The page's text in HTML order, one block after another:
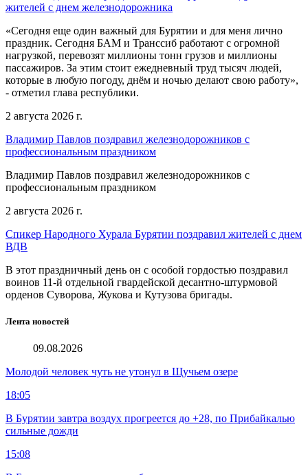
жителей с днем железнодорожника
«Сегодня еще один важный для Бурятии и для меня лично
праздник. Сегодня БАМ и Транссиб работают с огромной
нагрузкой, перевозят миллионы тонн грузов и миллионы
пассажиров. За этим стоит ежедневный труд тысяч людей,
которые в любую погоду, днём и ночью делают свою работу»,
- отметил глава республики.
2 августа 2026 г.
Владимир Павлов поздравил железнодорожников с
профессиональным праздником
Владимир Павлов поздравил железнодорожников с
профессиональным праздником
2 августа 2026 г.
Спикер Народного Хурала Бурятии поздравил жителей с днем
ВДВ
В этот праздничный день он с особой гордостью поздравил
воинов 11-й отдельной гвардейской десантно-штурмовой
орденов Суворова, Жукова и Кутузова бригады.
Лента новостей
09.08.2026
Молодой человек чуть не утонул в Щучьем озере
18:05
В Бурятии завтра воздух прогреется до +28, по Прибайкалью
сильные дожди
15:08